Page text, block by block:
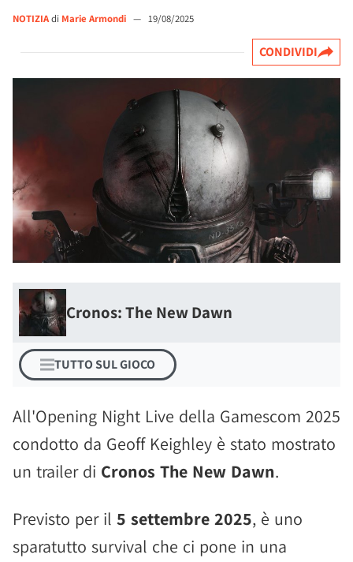
NOTIZIAdi Marie Armondi — 19/08/2025
CONDIVIDI
Cronos: The New Dawn
TUTTO SUL GIOCO
All'Opening Night Live della Gamescom 2025
condotto da Geoff Keighley è stato mostrato
un trailer di Cronos The New Dawn.
Previsto per il 5 settembre 2025, è uno
sparatutto survival che ci pone in una